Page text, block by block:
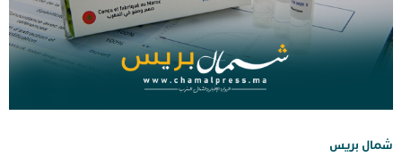
شمال بريس